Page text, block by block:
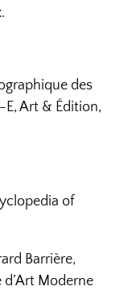
des
Art & Édition,
of
Barrière,
d’Art Moderne